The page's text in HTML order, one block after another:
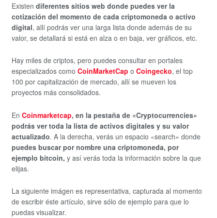
Existen diferentes sitios web donde puedes ver la
cotización del momento de cada criptomoneda o activo
digital, allí podrás ver una larga lista donde además de su
valor, se detallará si está en alza o en baja, ver gráficos, etc.
Hay miles de criptos, pero puedes consultar en portales
especializados como CoinMarketCap o Coingecko, el top
100 por capitalización de mercado, allí se mueven los
proyectos más consolidados.
En Coinmarketcap, en la pestaña de «Cryptocurrencies»
podrás ver toda la lista de activos digitales y su valor
actualizado. A la derecha, verás un espacio «search» donde
puedes buscar por nombre una criptomoneda, por
ejemplo bitcoin, y así verás toda la información sobre la que
elijas.
La siguiente imágen es representativa, capturada al momento
de escribir éste artículo, sirve sólo de ejemplo para que lo
puedas visualizar.